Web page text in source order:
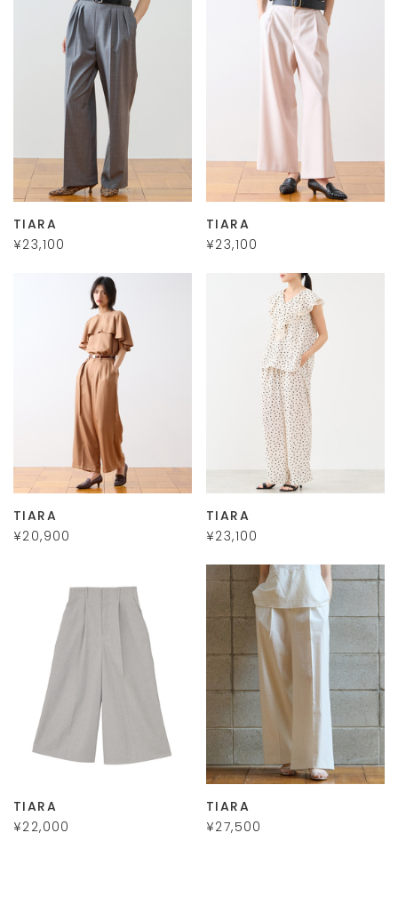
TIARA
¥23,100
TIARA
¥23,100
TIARA
¥20,900
TIARA
¥23,100
TIARA
¥22,000
TIARA
¥27,500